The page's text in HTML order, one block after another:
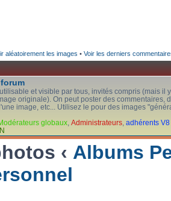
aléatoirement les images • Voir les derniers
et visible par tous, invités compris (mais il
originale). On peut poster des commentaires,
image, etc... Utilisez le pour des images
globaux Administrateurs adhérents
‹ Albums